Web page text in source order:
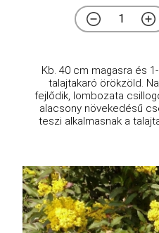
Kb. 40 cm magasra és
talajtakaró örökzöld.
fejlődik, lombozata
alacsony növekedésű
teszi alkalmasnak a